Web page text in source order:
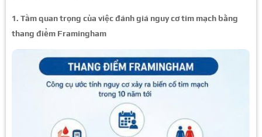
1. Tầm quan trọng của việc đánh giá nguy cơ tim mạch bằng
thang điểm Framingham